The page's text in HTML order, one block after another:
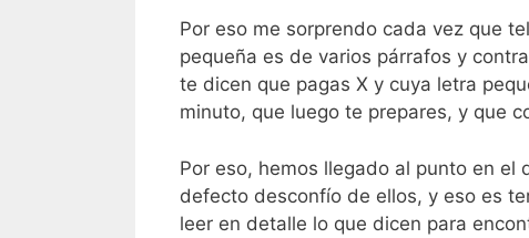
Por eso me sorprendo cada vez que
pequeña es de varios párrafos y
te dicen que pagas X y cuya letra
minuto, que luego te prepares, y que
Por eso, hemos llegado al punto en el
defecto desconfío de ellos, y eso es
leer en detalle lo que dicen para